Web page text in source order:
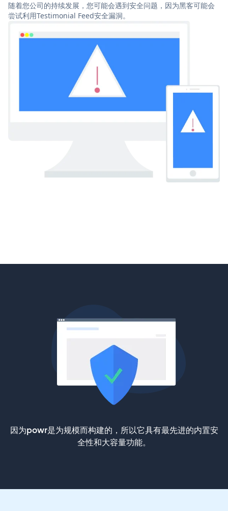
随着您公司的持续发展，您可能会遇到安全问题，因为黑客可能会
尝试利用Testimonial Feed安全漏洞。
因为powr是为规模而构建的，所以它具有最先进的内置安
全性和大容量功能。